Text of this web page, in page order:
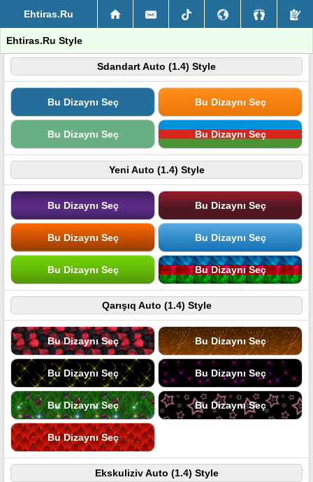
Ehtiras.Ru
Ehtiras.Ru Style
Sdandart Auto (1.4) Style
Bu Dizaynı Seç Bu Dizaynı Seç
Bu Dizaynı Seç Bu Dizaynı Seç
Yeni Auto (1.4) Style
Bu Dizaynı Seç Bu Dizaynı Seç
Bu Dizaynı Seç Bu Dizaynı Seç
Bu Dizaynı Seç Bu Dizaynı Seç
Qarışıq Auto (1.4) Style
Bu Dizaynı Seç Bu Dizaynı Seç
Bu Dizaynı Seç Bu Dizaynı Seç
Bu Dizaynı Seç Bu Dizaynı Seç
Bu Dizaynı Seç
Ekskuliziv Auto (1.4) Style